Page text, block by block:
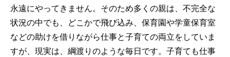
永遠にやってきません。そのため多くの親は、不完全な
状況の中でも、どこかで飛び込み、保育園や学童保育室
などの助けを借りながら仕事と子育ての両立をしていま
すが、現実は、綱渡りのような毎日です。子育ても仕事